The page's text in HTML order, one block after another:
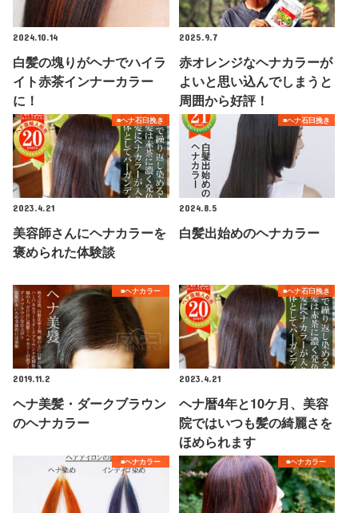
2024.10.14
白髪の塊りがヘナでハイラ
イト赤茶インナーカラー
に！
2025.9.7
赤オレンジなヘナカラーが
よいと思い込んでしまうと
周囲から好評！
■ヘナ石臼挽き
2023.4.21
美容師さんにヘナカラーを
褒められた体験談
■ヘナ石臼挽き
2024.8.5
白髪出始めのヘナカラー
■ヘナカラー
2019.11.2
ヘナ美髪・ダークブラウン
のヘナカラー
■ヘナ石臼挽き
2023.4.21
ヘナ暦4年と10ケ月、美容
院ではいつも髪の綺麗さを
ほめられます
■ヘナカラー ■ヘナカラー